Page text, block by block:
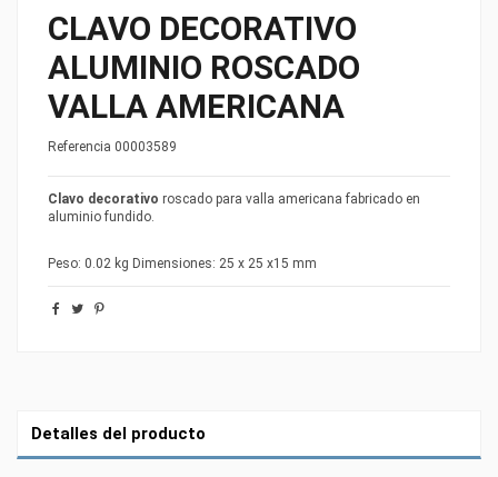
CLAVO DECORATIVO
ALUMINIO ROSCADO
VALLA AMERICANA
Referencia 00003589
Clavo decorativo roscado para valla americana fabricado en
aluminio fundido.
Peso: 0.02 kg Dimensiones: 25 x 25 x15 mm
Detalles del producto